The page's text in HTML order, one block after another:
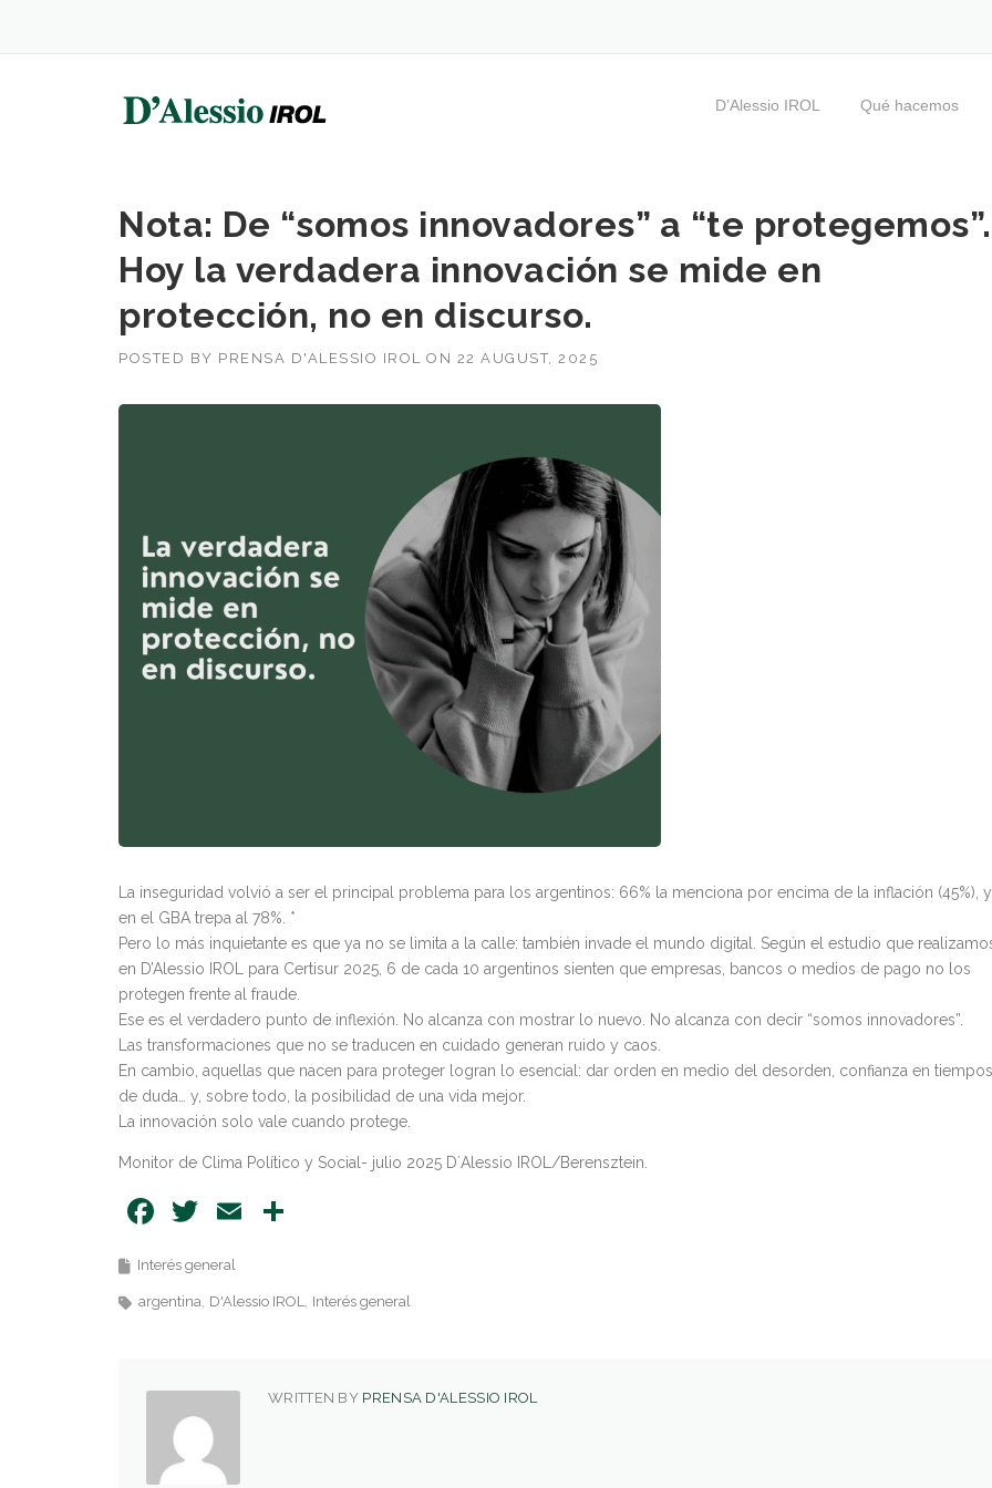
D’Alessio IROL Qué hacemos
Nota: De “somos innovadores” a “te protegemos”.
Hoy la verdadera innovación se mide en
protección, no en discurso.
POSTED BY PRENSA D'ALESSIO IROL ON 22 AUGUST, 2025
La inseguridad volvió a ser el principal problema para los argentinos: 66% la menciona por encima de la inflación (45%), y
en el GBA trepa al 78%. *
Pero lo más inquietante es que ya no se limita a la calle: también invade el mundo digital. Según el estudio que
en D’Alessio IROL para Certisur 2025, 6 de cada 10 argentinos sienten que empresas, bancos o medios de pago no los
protegen frente al fraude.
Ese es el verdadero punto de inflexión. No alcanza con mostrar lo nuevo. No alcanza con decir “somos innovadores”.
Las transformaciones que no se traducen en cuidado generan ruido y caos.
En cambio, aquellas que nacen para proteger logran lo esencial: dar orden en medio del desorden, confianza en tiempos
de duda… y, sobre todo, la posibilidad de una vida mejor.
La innovación solo vale cuando protege.
Monitor de Clima Político y Social- julio 2025 D´Alessio IROL/Berensztein.
Facebook
Twitter
Email
Interés general
argentina D'Alessio IROL Interés general
WRITTEN BY PRENSA D'ALESSIO IROL